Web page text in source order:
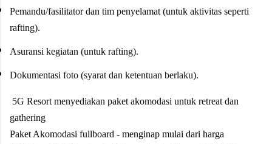
Pemandu/fasilitator dan tim penyelamat (untuk aktivitas seperti
rafting).
Asuransi kegiatan (untuk rafting).
Dokumentasi foto (syarat dan ketentuan berlaku).
5G Resort menyediakan paket akomodasi untuk retreat dan
gathering
Paket Akomodasi fullboard - menginap mulai dari harga